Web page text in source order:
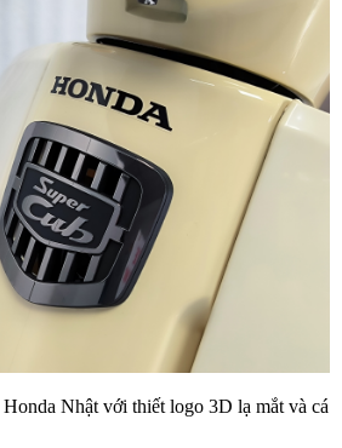
Nhật với thiết logo 3D lạ mắt và cá